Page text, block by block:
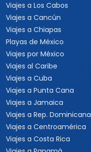
Viajes a Los Cabos
Viajes a Cancún
Viajes a Chiapas
Playas de México
Viajes por México
Viajes al Caribe
Viajes a Cuba
Viajes a Punta Cana
Viajes a Jamaica
Viajes a Rep. Dominicana
Viajes a Centroamérica
Viajes a Costa Rica